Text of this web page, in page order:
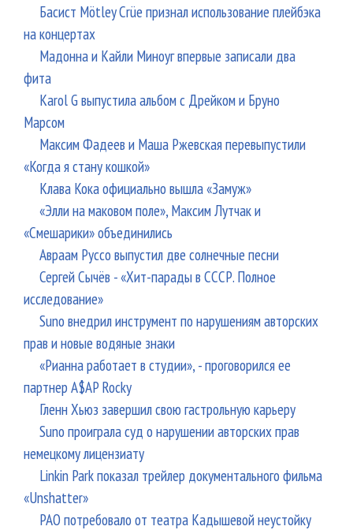
Басист Mötley Crüe признал использование плейбэка
на концертах
Мадонна и Кайли Миноуг впервые записали два
фита
Karol G выпустила альбом с Дрейком и Бруно
Марсом
Максим Фадеев и Маша Ржевская перевыпустили
«Когда я стану кошкой»
Клава Кока официально вышла «Замуж»
«Элли на маковом поле», Максим Лутчак и
«Смешарики» объединились
Авраам Руссо выпустил две солнечные песни
Сергей Сычёв - «Хит-парады в СССР. Полное
исследование»
Suno внедрил инструмент по нарушениям авторских
прав и новые водяные знаки
«Рианна работает в студии», - проговорился ее
партнер A$AP Rocky
Гленн Хьюз завершил свою гастрольную карьеру
Suno проиграла суд о нарушении авторских прав
немецкому лицензиату
Linkin Park показал трейлер документального фильма
«Unshatter»
РАО потребовало от театра Кадышевой неустойку